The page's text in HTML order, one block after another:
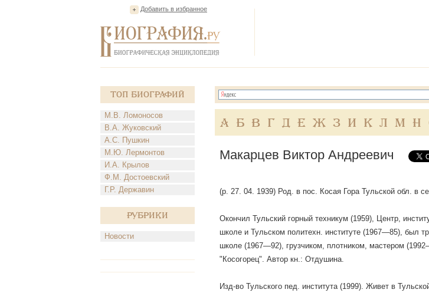
Добавить в избранное
Топ Биографий
М.В. Ломоносов
В.А. Жуковский
А.С. Пушкин
М.Ю. Лермонтов
И.А. Крылов
Ф.М. Достоевский
Г.Р. Державин
Рубрики
Новости
А Б В Г Д Е Ж З И К Л М Н
Макарцев Виктор Андреевич
(р. 27. 04. 1939) Род. в пос. Косая Гора Тульской обл. в
Окончил Тульский горный техникум (1959), Центр,
школе и Тульском политехн. институте (1967—85), был
школе (1967—92), грузчиком, плотником, мастером
"Косогорец". Автор кн.: Отдушина.
Изд-во Тульского пед. института (1999). Живет в